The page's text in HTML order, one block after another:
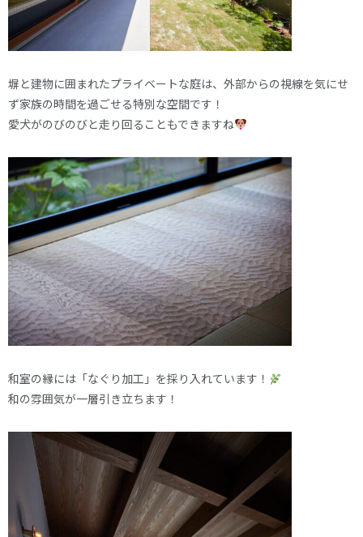
塀と建物に囲まれたプライベートな庭は、外部からの視線を気にせ
ず家族の時間を過ごせる特別な空間です！
愛犬がのびのびと走り回ることもできますね
和室の縁には「なぐり加工」を採り入れています！
和の雰囲気が一層引き立ちます！